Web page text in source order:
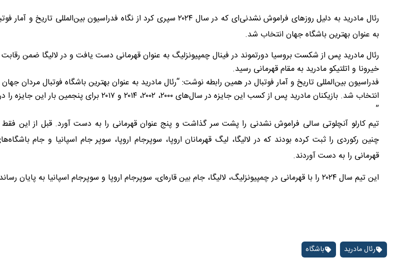
به عنوان بهترین باشگاه جهان انتخاب شد.
رئال مادرید پس از شکست بروسیا دورتموند در فینال چمپیونزلیگ به عنوان قهرمانی دست یافت و در لالیگا ضمن رقابت
خیرونا و اتلتیکو مادرید به مقام قهرمانی رسید.
انتخاب شد. بازیکنان مادرید پس از کسب این جایزه در سال‌های ۲۰۰۰، ۲۰۰۲، ۲۰۱۴ و ۲۰۱۷
”
چنین رکوردی را ثبت کرده بودند که در لالیگا، لیگ قهرمانان اروپا، سوپرجام اروپا، سوپر جام اسپانیا و جام
قهرمانی را به دست آوردند.
این تیم سال ۲۰۲۴ را با قهرمانی در چمپیونزلیگ، لالیگا، جام بین قاره‌ای، سوپرجام اروپا و سوپرجام اسپانیا به پایان رساند.
رئال مادرید باشگاه